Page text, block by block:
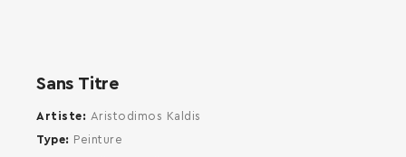
Sans Titre
Artiste
Aristodimos Kaldis
Type
Peinture